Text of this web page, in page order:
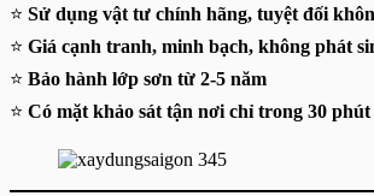
⭐ Sử dụng vật tư chính hãng, tuyệt đối
⭐ Giá cạnh tranh, minh bạch, không phát
⭐ Bảo hành lớp sơn từ 2-5 năm
⭐ Có mặt khảo sát tận nơi chỉ trong 30